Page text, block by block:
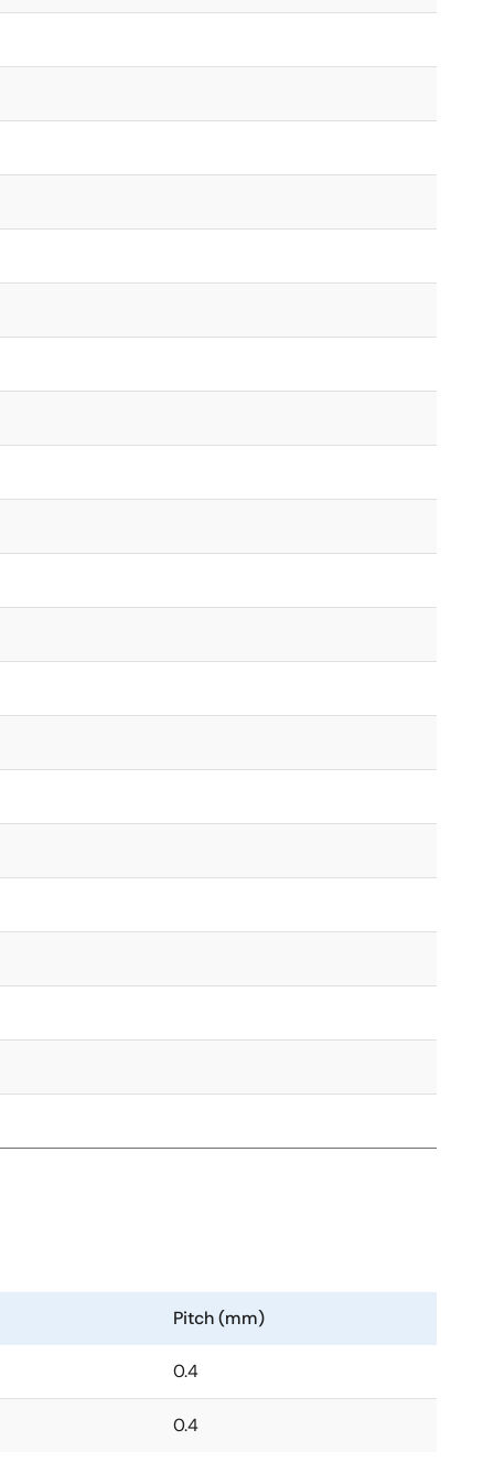
Pitch (mm)
0.4
0.4